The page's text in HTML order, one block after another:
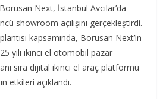
Next, İstanbul Avcılar’da
showroom açılışını gerçekleştirdi.
kapsamında, Borusan Next’in
yılı ikinci el otomobil pazar
sıra dijital ikinci el araç platformu
etkileri açıklandı.